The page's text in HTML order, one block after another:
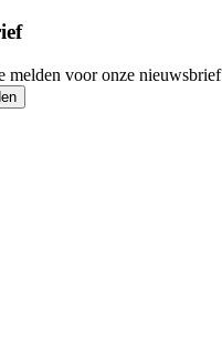
melden voor onze nieuwsbrief